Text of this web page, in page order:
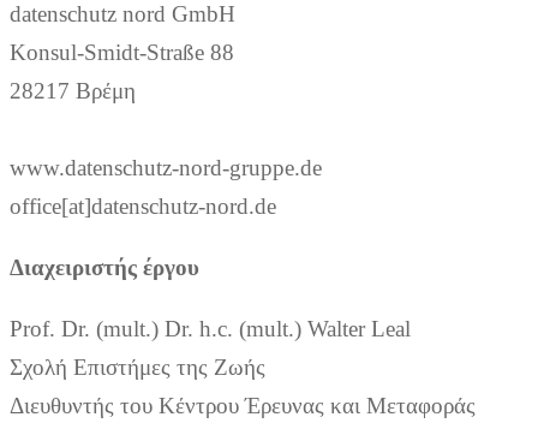
datenschutz nord GmbH
Konsul-Smidt-Straße 88
28217 Βρέμη
www.datenschutz-nord-gruppe.de
office[at]datenschutz-nord.de
Διαχειριστής έργου
Prof. Dr. (mult.) Dr. h.c. (mult.) Walter Leal
Σχολή Επιστήμες της Ζωής
Διευθυντής του Κέντρου Έρευνας και Μεταφοράς